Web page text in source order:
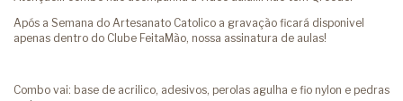
Após a Semana do Artesanato Catolico a gravação ficará disponivel
apenas dentro do Clube FeitaMão, nossa assinatura de aulas!
Combo vai: base de acrilico, adesivos, perolas agulha e fio nylon e pedras